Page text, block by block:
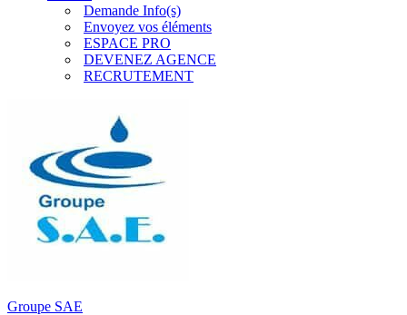
Demande Info(s)
Envoyez vos éléments
ESPACE PRO
DEVENEZ AGENCE
RECRUTEMENT
Groupe SAE